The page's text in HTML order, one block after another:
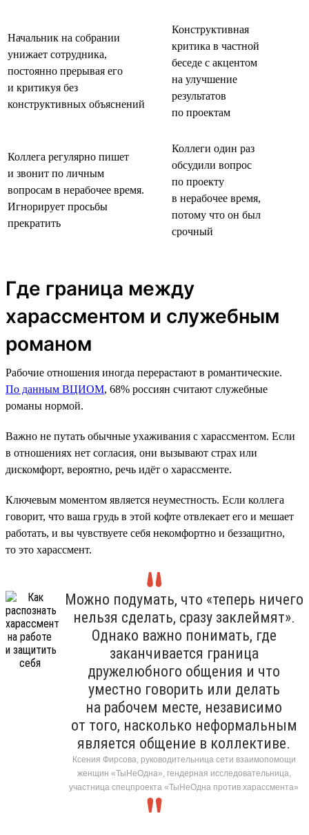
Начальник на собрании
унижает сотрудника,
постоянно прерывая его
и критикуя без
конструктивных объяснений
Конструктивная
критика в частной
беседе с акцентом
на улучшение
результатов
по проектам
Коллега регулярно пишет
и звонит по личным
вопросам в нерабочее время.
Игнорирует просьбы
прекратить
Коллеги один раз
обсудили вопрос
по проекту
в нерабочее время,
потому что он был
срочный
Где граница между
харассментом и служебным
романом
Рабочие отношения иногда перерастают в романтические.
По данным ВЦИОМ, 68% россиян считают служебные
романы нормой.
Важно не путать обычные ухаживания с харассментом. Если
в отношениях нет согласия, они вызывают страх или
дискомфорт, вероятно, речь идёт о харассменте.
Ключевым моментом является неуместность. Если коллега
говорит, что ваша грудь в этой кофте отвлекает его и мешает
работать, и вы чувствуете себя некомфортно и беззащитно,
то это харассмент.
Можно подумать, что «теперь ничего
нельзя сделать, сразу заклеймят».
Однако важно понимать, где
заканчивается граница
дружелюбного общения и что
уместно говорить или делать
на рабочем месте, независимо
от того, насколько неформальным
является общение в коллективе.
Ксения Фирсова, руководительница сети взаимопомощи
женщин «ТыНеОдна», гендерная исследовательница,
участница спецпроекта «ТыНеОдна против харассмента»